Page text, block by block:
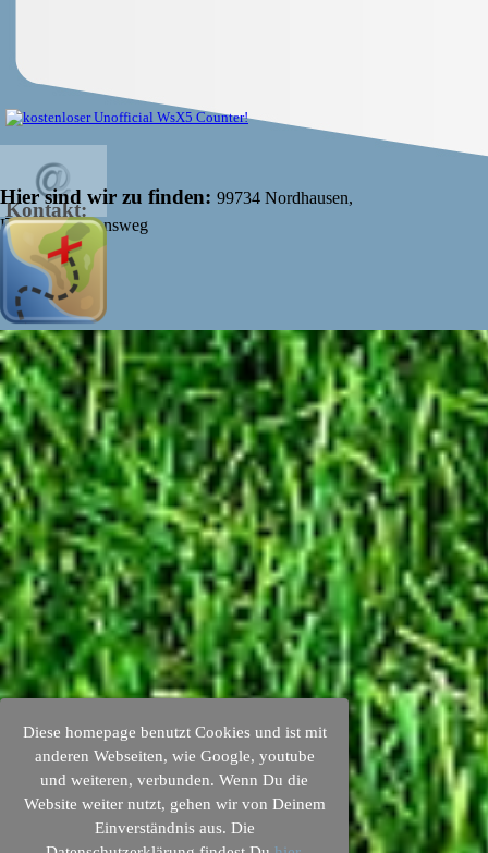
Diese homepage benutzt Cookies und ist mit
anderen Webseiten, wie Google, youtube
und weiteren, verbunden. Wenn Du die
Website weiter nutzt, gehen wir von Deinem
Einverständnis aus. Die
Übersicht
Wahrnehmung von
Bereitstellung des
Blogs und
Kontakt-
Webanalyse,
Präsenzen in
Plugins und
Änderung und
Rechte der
1. Vorsitzende
Kontakt:
Hier sind wir zu finden: 99734 Nordhausen,
Kommunikationsweg
Zurück zum Seiteninhalt